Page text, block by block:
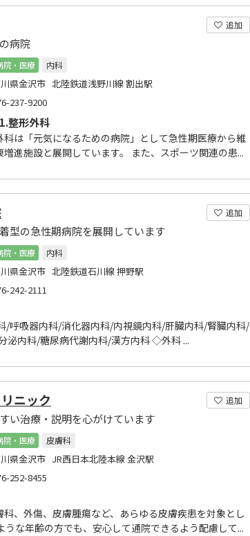
追加
病院
院・医療
内科
県金沢市 北陸鉄道浅野川線 割出駅
237-9200
整形外科
科は「元気になるための病院」として急性期医療から維
進施設と展開しています。 また、スポーツ関連の患...
追加
型の急性期病院を展開しています
院・医療
内科
県金沢市 北陸鉄道石川線 押野駅
242-2111
/呼吸器内科/消化器内科/内視鏡内科/肝臓内科/腎臓内科/
泌内科/糖尿病代謝内科/漢方内科 ◇外科 ...
追加
ニック
い治療・説明を心がけています
院・医療
皮膚科
県金沢市 JR西日本北陸本線 金沢駅
252-8455
、外傷、皮膚腫瘍など、あらゆる皮膚疾患を対象とし
うな年齢の方でも、安心して通院できるよう配慮して...